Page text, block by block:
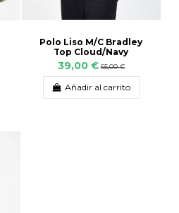
Polo Liso M/C Bradley
Top Cloud/Navy
39,00 € 65,00 €
Añadir al carrito